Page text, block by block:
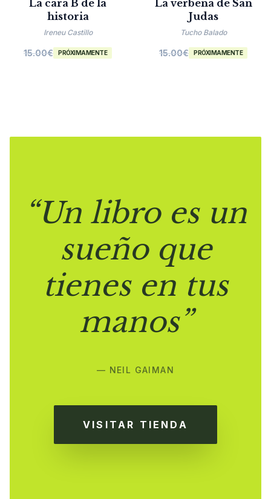
La cara B de la
historia
Ireneu Castillo
15.00€ PRÓXIMAMENTE
La verbena de San
Judas
Tucho Balado
15.00€ PRÓXIMAMENTE
“Un libro es un
sueño que
tienes en tus
manos”
— NEIL GAIMAN
VISITAR TIENDA